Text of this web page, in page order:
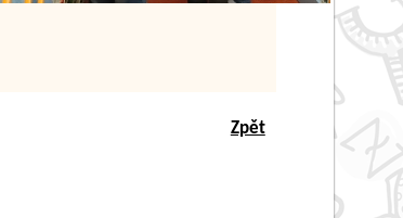
Zpět